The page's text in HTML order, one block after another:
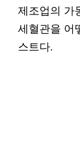
제조업의 가
세혈관을 어
스트다.